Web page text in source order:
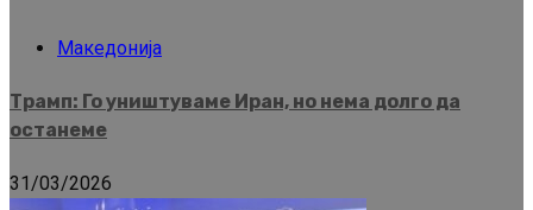
Македонија
Трамп: Го уништуваме Иран, но нема долго да
останеме
31/03/2026